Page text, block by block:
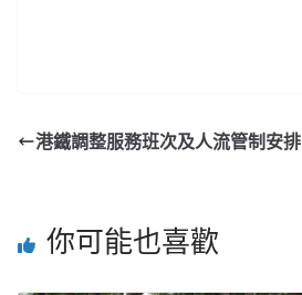
港鐵調整服務班次及人流管制安排
你可能也喜歡